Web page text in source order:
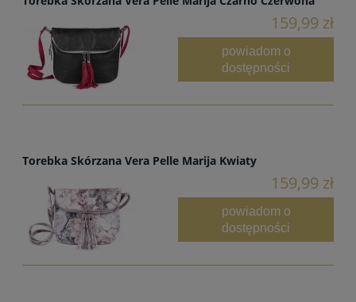
159,99 zł
powiadom o
dostępności
Torebka Skórzana Vera Pelle Marija Kwiaty
159,99 zł
powiadom o
dostępności